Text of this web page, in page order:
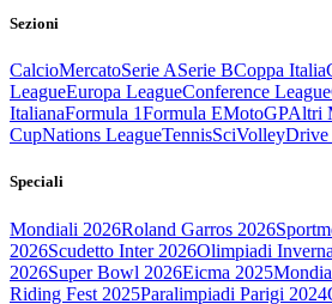
Sezioni
CalcioMercatoSerie ASerie BCoppa Italia
LeagueEuropa LeagueConference League
ItalianaFormula 1Formula EMotoGPAltri
CupNations LeagueTennisSciVolleyDrive
Speciali
Mondiali 2026Roland Garros 2026
2026Scudetto Inter 2026Olimpiadi
2026Super Bowl 2026Eicma 2025
Riding Fest 2025Paralimpiadi Parigi 2024